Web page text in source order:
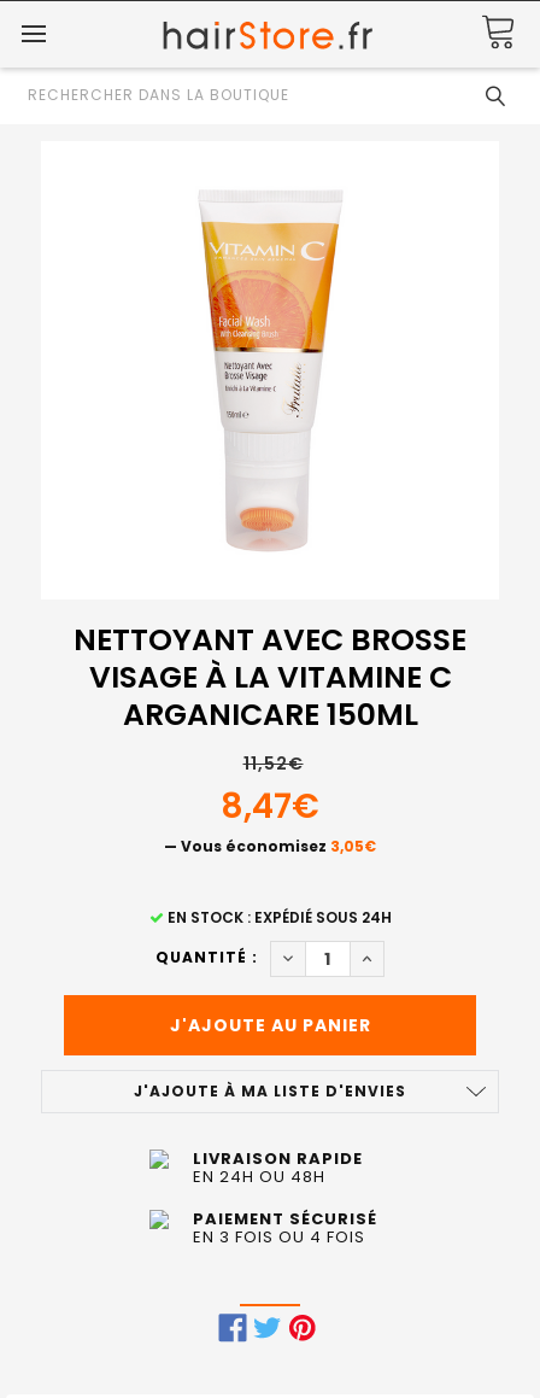
Rechercher
NETTOYANT AVEC BROSSE
VISAGE À LA VITAMINE C
ARGANICARE 150ML
11,52€
8,47€
— Vous économisez 3,05€
EN STOCK : EXPÉDIÉ SOUS 24H
QUANTITÉ :
DIMINUER LA QUANTITÉ DE
AUGMENTER LA
J'AJOUTE À MA LISTE D'ENVIES
LIVRAISON RAPIDE
EN 24H OU 48H
PAIEMENT SÉCURISÉ
EN 3 FOIS OU 4 FOIS